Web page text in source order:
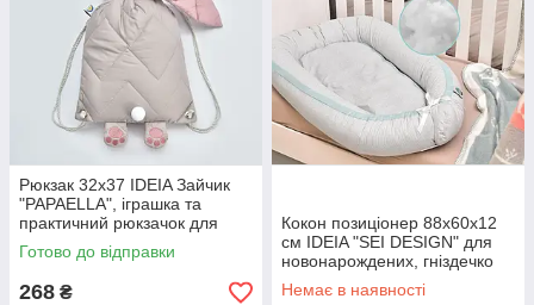
Рюкзак 32х37 IDEIA Зайчик
"PAPAELLA", іграшка та
практичний рюкзачок для
дітей
Готово до відправки
268 ₴
Кокон позиціонер 88х60х12
см IDEIA "SEI DESIGN" для
новонарождених, гніздечко
для сну немовлят бавовна
Немає в наявності